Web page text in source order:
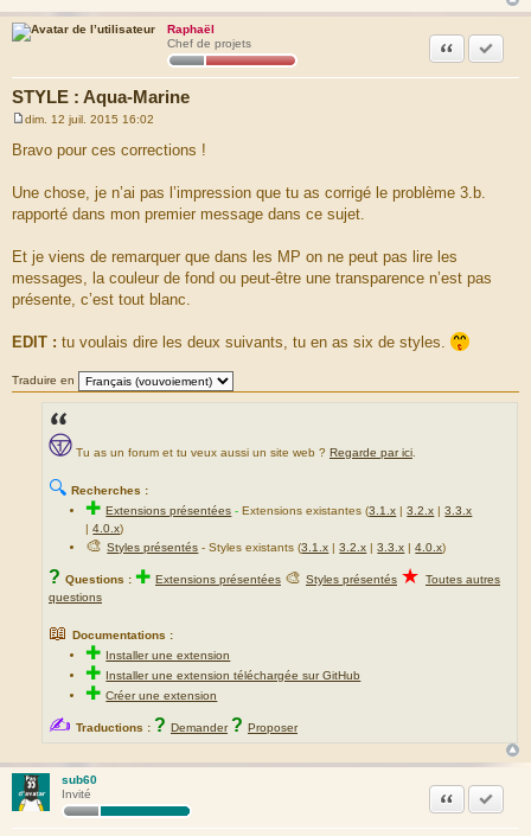
Raphaël
Chef de projets
STYLE : Aqua-Marine
Citation
s
g
e
dim. 12 juil. 2015 16:02
Bravo pour ces corrections !
Une chose, je n’ai pas l’impression que tu as corrigé le problème 3.b.
rapporté dans mon premier message dans ce sujet.
Et je viens de remarquer que dans les MP on ne peut pas lire les
messages, la couleur de fond ou peut-être une transparence n’est pas
présente, c’est tout blanc.
EDIT : tu voulais dire les deux suivants, tu en as six de styles.
Traduire en
Tu as un forum et tu veux aussi un site web ? Regarde par ici
🔍 Recherches :
✚Extensions présentées -Extensions existantes (3.1.x |3.2.x |3.3.x
|4.0.x)
🎨Styles présentés - Styles existants (3.1.x |3.2.x |3.3.x |4.0.x)
? Questions : ✚ Extensions présentées 🎨 Styles présentés ★ Toutes autres
questions
📖 Documentations :
✚ Installer une extension
✚ Installer une extension téléchargée sur GitHub
✚Créer une extension
✍ Traductions : ? Demander ? Proposer
sub60
Invité
Citation